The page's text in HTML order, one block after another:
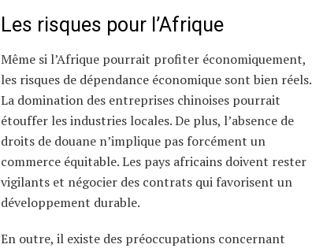
Les risques pour l’Afrique
Même si l’Afrique pourrait profiter économiquement,
les risques de dépendance économique sont bien réels.
La domination des entreprises chinoises pourrait
étouffer les industries locales. De plus, l’absence de
droits de douane n’implique pas forcément un
commerce équitable. Les pays africains doivent rester
vigilants et négocier des contrats qui favorisent un
développement durable.
En outre, il existe des préoccupations concernant